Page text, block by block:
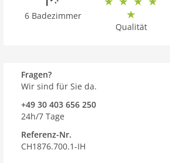
6 Badezimmer
Qualität
Fragen?
Wir sind für Sie da.
+49 30 403 656 250
24h/7 Tage
Referenz-Nr.
CH1876.700.1-IH